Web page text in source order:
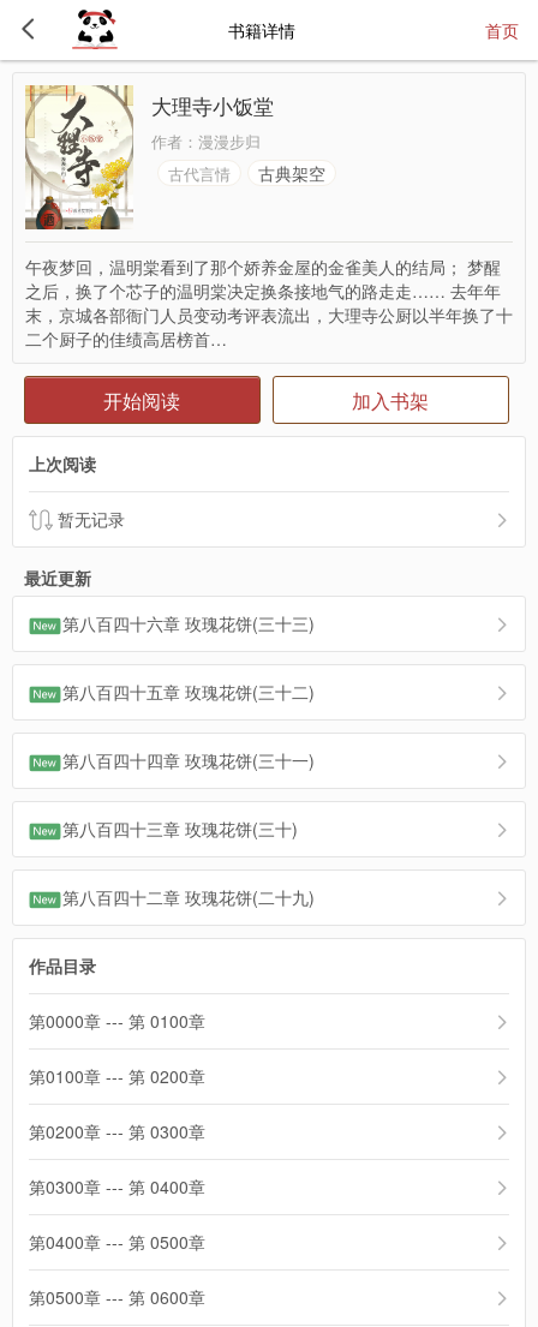
书籍详情 首页
大理寺小饭堂
作者： 漫漫步归
古代言情
古典架空
午夜梦回，温明棠看到了那个娇养金屋的金雀美人的结局； 梦醒
之后，换了个芯子的温明棠决定换条接地气的路走走…… 去年年
末，京城各部衙门人员变动考评表流出，大理寺公厨以半年换了十
二个厨子的佳绩高居榜首…
开始阅读 加入书架
上次阅读
暂无记录
最近更新
第八百四十六章 玫瑰花饼(三十三)
第八百四十五章 玫瑰花饼(三十二)
第八百四十四章 玫瑰花饼(三十一)
第八百四十三章 玫瑰花饼(三十)
第八百四十二章 玫瑰花饼(二十九)
作品目录
第0000章 --- 第 0100章
第0100章 --- 第 0200章
第0200章 --- 第 0300章
第0300章 --- 第 0400章
第0400章 --- 第 0500章
第0500章 --- 第 0600章